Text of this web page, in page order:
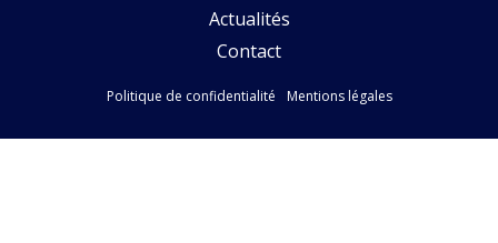
Actualités
Contact
Politique de confidentialité Mentions légales